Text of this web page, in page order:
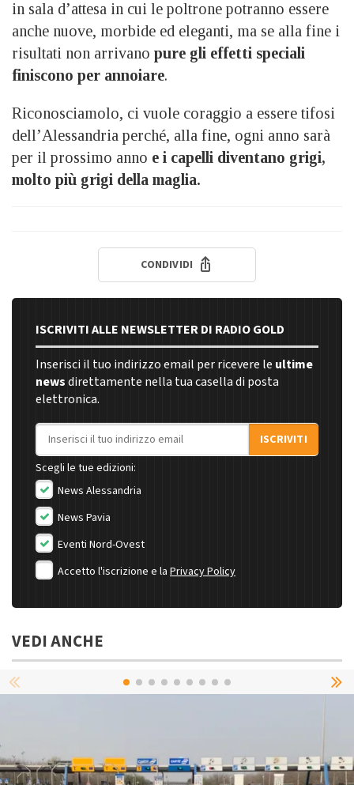
in sala d’attesa in cui le poltrone potranno essere
anche nuove, morbide ed eleganti, ma se alla fine i
risultati non arrivano pure gli effetti speciali
finiscono per annoiare.
Riconosciamolo, ci vuole coraggio a essere tifosi
dell’Alessandria perché, alla fine, ogni anno sarà
per il prossimo anno e i capelli diventano grigi,
molto più grigi della maglia.
CONDIVIDI
ISCRIVITI ALLE NEWSLETTER DI RADIO GOLD
Inserisci il tuo indirizzo email per ricevere le ultime
newsdirettamente nella tua casella di posta
elettronica.
Indirizzo email
ISCRIVITI
Scegli le tue edizioni:
News Alessandria
News Pavia
Eventi Nord-Ovest
Accetto l'iscrizione e la Privacy Policy
VEDI ANCHE